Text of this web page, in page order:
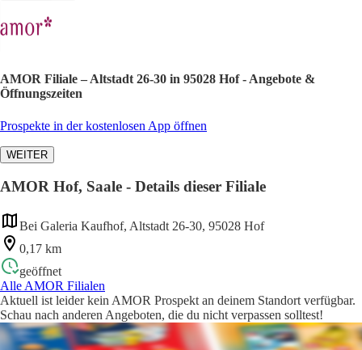
AMOR Filiale – Altstadt 26-30 in 95028 Hof - Angebote &
Öffnungszeiten
Prospekte in der kostenlosen App öffnen
WEITER
AMOR Hof, Saale - Details dieser Filiale
Bei Galeria Kaufhof, Altstadt 26-30, 95028 Hof
0,17 km
geöffnet
Alle AMOR Filialen
Aktuell ist leider kein AMOR Prospekt an deinem Standort verfügbar.
Schau nach anderen Angeboten, die du nicht verpassen solltest!